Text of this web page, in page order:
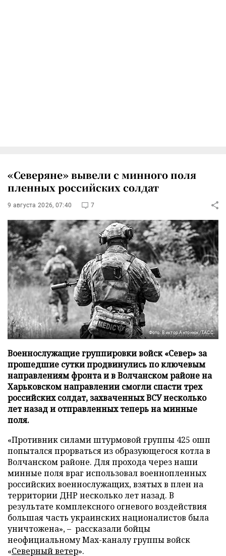
«Северяне» вывели с минного поля
пленных российских солдат
9 августа 2026, 07:40 7
Фото: Виктор Антонюк/ТАСС
Военнослужащие группировки войск «Север» за
прошедшие сутки продвинулись по ключевым
направлениям фронта и в Волчанском районе на
Харьковском направлении смогли спасти трех
российских солдат, захваченных ВСУ несколько
лет назад и отправленных теперь на минные
поля.
«Противник силами штурмовой группы 425 ошп
попытался прорваться из образующегося котла в
Волчанском районе. Для прохода через наши
минные поля враг использовал военнопленных
российских военнослужащих, взятых в плен на
территории ДНР несколько лет назад. В
результате комплексного огневого воздействия
большая часть украинских националистов была
уничтожена», – рассказали бойцы
неофициальному Max-каналу группы войск
«Северный ветер».